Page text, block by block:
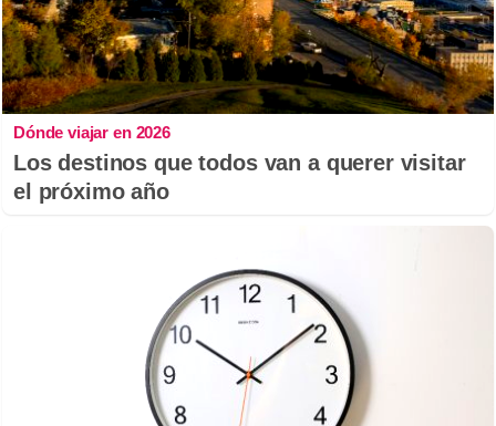
Dónde viajar en 2026
Los destinos que todos van a querer visitar
el próximo año